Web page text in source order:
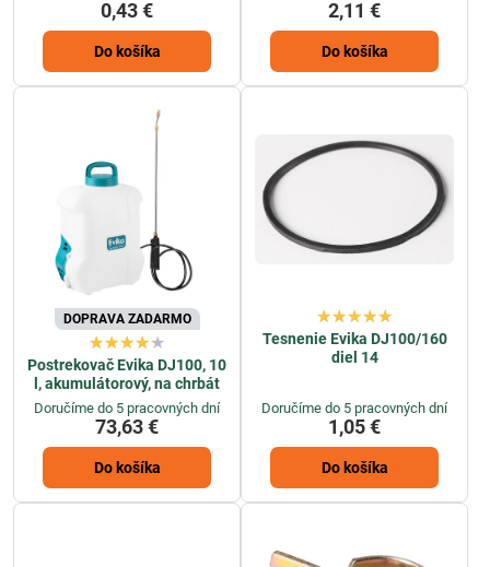
0,43 €
Do košíka
2,11 €
Do košíka
DOPRAVA ZADARMO
Postrekovač Evika DJ100, 10
l, akumulátorový, na chrbát
Doručíme do 5 pracovných dní
73,63 €
Do košíka
Tesnenie Evika DJ100/160
diel 14
Doručíme do 5 pracovných dní
1,05 €
Do košíka